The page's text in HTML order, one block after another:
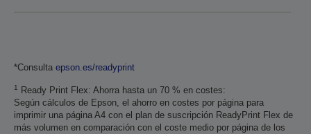
*Consulta epson.es/readyprint
1
Ready Print Flex: Ahorra hasta un 70 % en costes:
Según cálculos de Epson, el ahorro en costes por página para
imprimir una página A4 con el plan de suscripción ReadyPrint Flex de
más volumen en comparación con el coste medio por página de los